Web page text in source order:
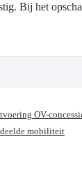
Bij het
OV-
mobiliteit